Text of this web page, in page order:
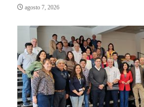
agosto 7, 2026